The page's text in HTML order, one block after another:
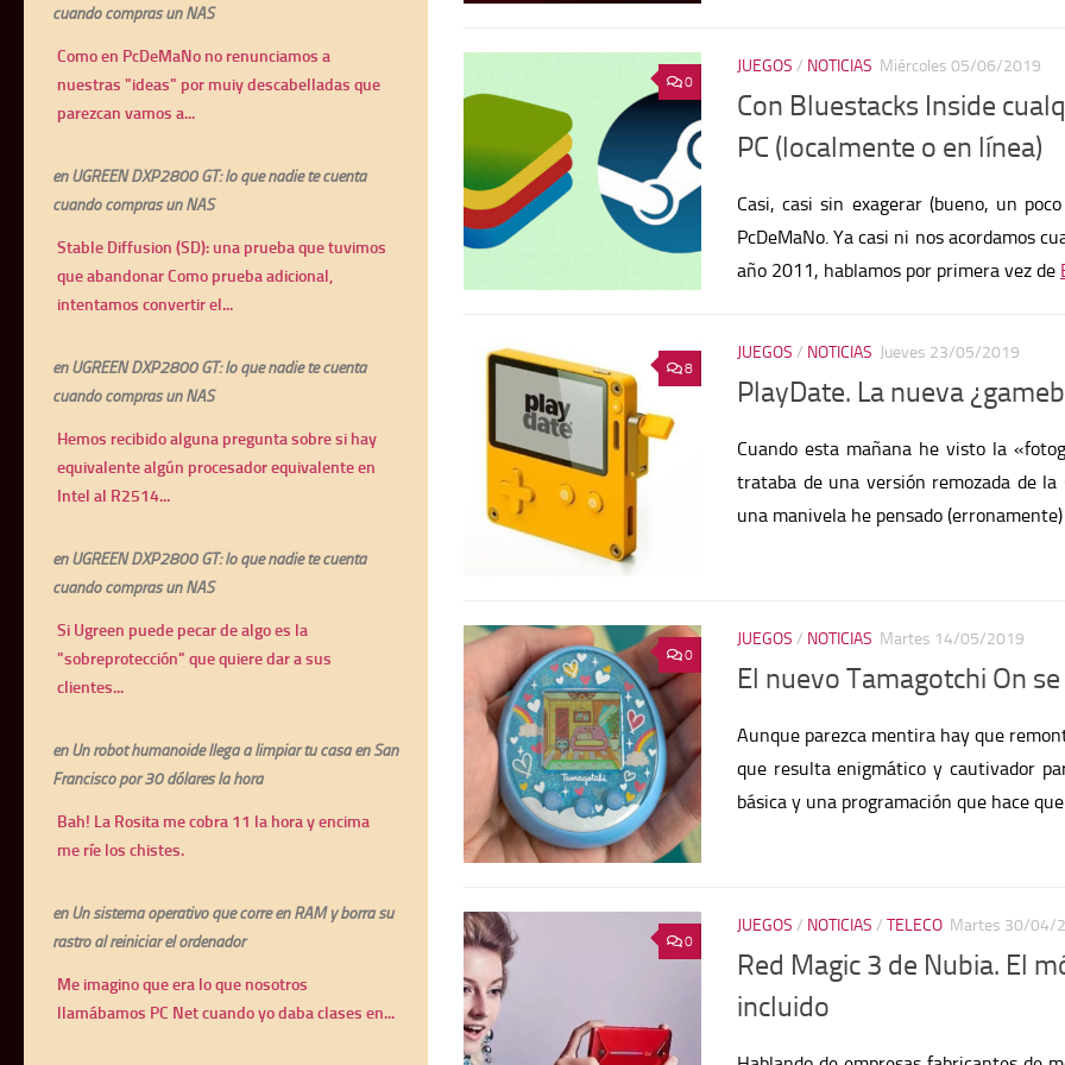
0
JUEGOS / NOTICIAS Miércoles 05/06/2019
Con Bluestacks Inside
PC (localmente o en línea)
Casi, casi sin exagerar (bueno, un
PcDeMaNo. Ya casi ni nos acordamos
año 2011, hablamos por primera vez de
8
JUEGOS / NOTICIAS Jueves 23/05/2019
PlayDate. La nueva
Cuando esta mañana he visto la
trataba de una versión remozada de
una manivela he pensado
0
JUEGOS / NOTICIAS Martes 14/05/2019
El nuevo Tamagotchi On
Aunque parezca mentira hay que
que resulta enigmático y cautivador
básica y una programación que hace
0
JUEGOS / NOTICIAS / TELECO Martes 30/04/
Red Magic 3 de Nubia. El
incluido
cuando compras un NAS
Como en PcDeMaNo no renunciamos a
nuestras "ideas" por muiy descabelladas que
parezcan vamos a...
enUGREEN DXP2800 GT: lo que nadie te cuenta
cuando compras un NAS
Stable Diffusion (SD): una prueba que tuvimos
que abandonar Como prueba adicional,
intentamos convertir el...
enUGREEN DXP2800 GT: lo que nadie te cuenta
cuando compras un NAS
Hemos recibido alguna pregunta sobre si hay
equivalente algún procesador equivalente en
Intel al R2514...
enUGREEN DXP2800 GT: lo que nadie te cuenta
cuando compras un NAS
Si Ugreen puede pecar de algo es la
"sobreprotección" que quiere dar a sus
clientes...
enUn robot humanoide llega a limpiar tu casa en San
Francisco por 30 dólares la hora
Bah! La Rosita me cobra 11 la hora y encima
me ríe los chistes.
enUn sistema operativo que corre en RAM y borra su
rastro al reiniciar el ordenador
Me imagino que era lo que nosotros
llamábamos PC Net cuando yo daba clases en...